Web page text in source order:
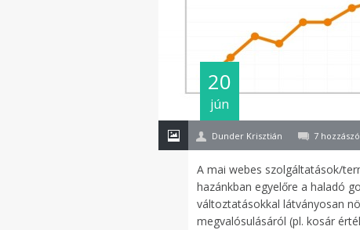
20
jún
Dunder Krisztián 7
A mai webes szolgáltatások/
hazánkban egyelőre a haladó
változtatásokkal látványosan
megvalósulásáról (pl. kosár